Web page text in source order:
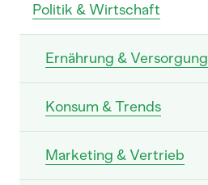
Politik & Wirtschaft
Ernährung & Versorgung
Konsum & Trends
Marketing & Vertrieb